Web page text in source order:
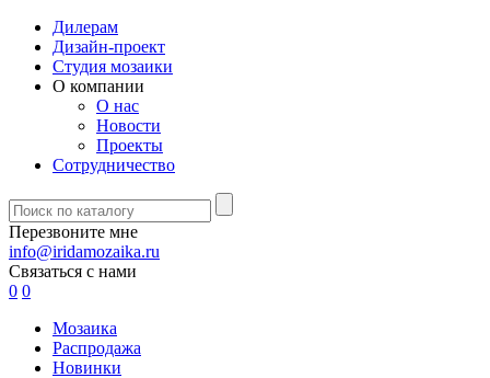
Дилерам
Дизайн-проект
Студия мозаики
О компании
О нас
Новости
Проекты
Сотрудничество
Перезвоните мне
info@iridamozaika.ru
Связаться с нами
0 0
Мозаика
Распродажа
Новинки